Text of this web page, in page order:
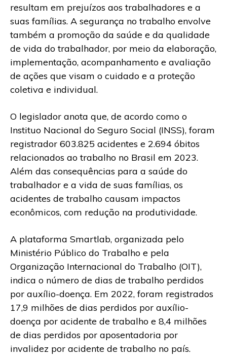
resultam em prejuízos aos trabalhadores e a
suas famílias. A segurança no trabalho envolve
também a promoção da saúde e da qualidade
de vida do trabalhador, por meio da elaboração,
implementação, acompanhamento e avaliação
de ações que visam o cuidado e a proteção
coletiva e individual.
O legislador anota que, de acordo como o
Instituo Nacional do Seguro Social (INSS), foram
registrador 603.825 acidentes e 2.694 óbitos
relacionados ao trabalho no Brasil em 2023.
Além das consequências para a saúde do
trabalhador e a vida de suas famílias, os
acidentes de trabalho causam impactos
econômicos, com redução na produtividade.
A plataforma Smartlab, organizada pelo
Ministério Público do Trabalho e pela
Organização Internacional do Trabalho (OIT),
indica o número de dias de trabalho perdidos
por auxílio-doença. Em 2022, foram registrados
17,9 milhões de dias perdidos por auxílio-
doença por acidente de trabalho e 8,4 milhões
de dias perdidos por aposentadoria por
invalidez por acidente de trabalho no país.